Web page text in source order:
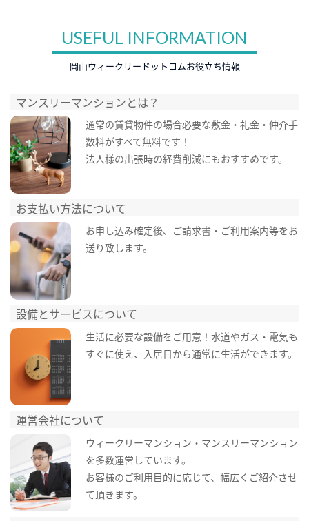
USEFUL INFORMATION
岡山ウィークリードットコムお役立ち情報
マンスリーマンションとは？
通常の賃貸物件の場合必要な敷金・礼金・仲介手
数料がすべて無料です！
法人様の出張時の経費削減にもおすすめです。
お支払い方法について
お申し込み確定後、ご請求書・ご利用案内等をお
送り致します。
設備とサービスについて
生活に必要な設備をご用意！水道やガス・電気も
すぐに使え、入居日から通常に生活ができます。
運営会社について
ウィークリーマンション・マンスリーマンション
を多数運営しています。
お客様のご利用目的に応じて、幅広くご紹介させ
て頂きます。